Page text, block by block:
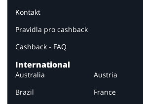
Kontakt
Pravidla pro cashback
Cashback - FAQ
International
Australia Austria
Brazil
France